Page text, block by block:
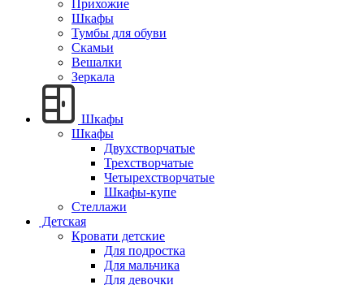
Прихожие
Шкафы
Тумбы для обуви
Скамьи
Вешалки
Зеркала
Шкафы
Шкафы
Двухстворчатые
Трехстворчатые
Четырехстворчатые
Шкафы-купе
Стеллажи
Детская
Кровати детские
Для подростка
Для мальчика
Для девочки